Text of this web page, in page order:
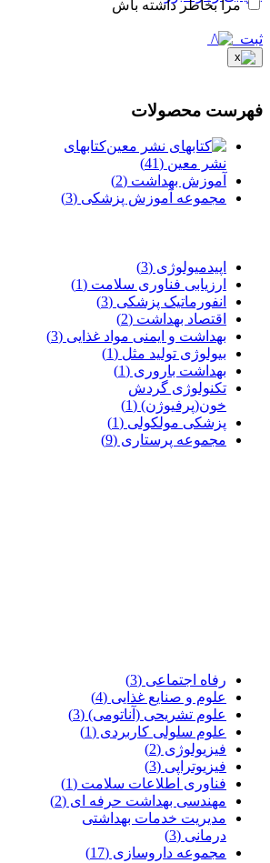
مرا بخاطر داشته باش
ثبت
فهرست محصولات
کتابهای
نشر معین (41)
آموزش بهداشت (2)
مجموعه آموزش پزشکی (3)
اپیدمیولوژی (3)
ارزیابی فناوری سلامت (1)
انفورماتیک پزشکی (3)
اقتصاد بهداشت (2)
بهداشت و ایمنی مواد غذایی (3)
بیولوژی تولید مثل (1)
بهداشت باروری (1)
تکنولوژی گردش
خون(پرفیوژن) (1)
پزشکی مولکولی (1)
مجموعه پرستاری (9)
رفاه اجتماعی (3)
علوم و صنایع غذایی (4)
علوم تشریحی (آناتومی) (3)
علوم سلولی کاربردی (1)
فیزیولوژی (2)
فیزیوتراپی (3)
فناوری اطلاعات سلامت (1)
مهندسی بهداشت حرفه ای (2)
مدیریت خدمات بهداشتی
درمانی (3)
مجموعه داروسازی (17)